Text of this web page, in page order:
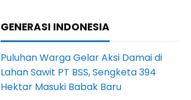
GENERASI INDONESIA
Puluhan Warga Gelar Aksi Damai di
Lahan Sawit PT BSS, Sengketa 394
Hektar Masuki Babak Baru